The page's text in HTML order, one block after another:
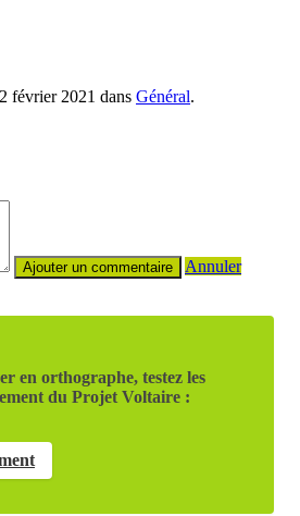
février 2021 dans Général.
Annuler
en orthographe, testez les
du Projet Voltaire :